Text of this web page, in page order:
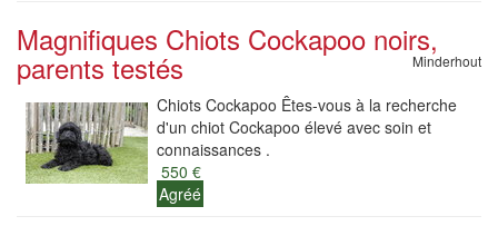
Magnifiques Chiots Cockapoo noirs,
parents testés Minderhout
Chiots Cockapoo Êtes-vous à la recherche
d'un chiot Cockapoo élevé avec soin et
connaissances .
550 €
Agréé